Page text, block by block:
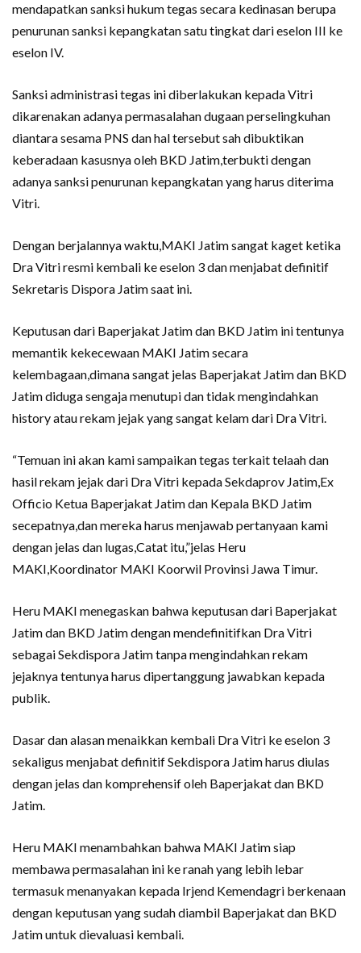
mendapatkan sanksi hukum tegas secara kedinasan berupa
penurunan sanksi kepangkatan satu tingkat dari eselon III ke
eselon IV.
Sanksi administrasi tegas ini diberlakukan kepada Vitri
dikarenakan adanya permasalahan dugaan perselingkuhan
diantara sesama PNS dan hal tersebut sah dibuktikan
keberadaan kasusnya oleh BKD Jatim,terbukti dengan
adanya sanksi penurunan kepangkatan yang harus diterima
Vitri.
Dengan berjalannya waktu,MAKI Jatim sangat kaget ketika
Dra Vitri resmi kembali ke eselon 3 dan menjabat definitif
Sekretaris Dispora Jatim saat ini.
Keputusan dari Baperjakat Jatim dan BKD Jatim ini tentunya
memantik kekecewaan MAKI Jatim secara
kelembagaan,dimana sangat jelas Baperjakat Jatim dan BKD
Jatim diduga sengaja menutupi dan tidak mengindahkan
history atau rekam jejak yang sangat kelam dari Dra Vitri.
“Temuan ini akan kami sampaikan tegas terkait telaah dan
hasil rekam jejak dari Dra Vitri kepada Sekdaprov Jatim,Ex
Officio Ketua Baperjakat Jatim dan Kepala BKD Jatim
secepatnya,dan mereka harus menjawab pertanyaan kami
dengan jelas dan lugas,Catat itu,”jelas Heru
MAKI,Koordinator MAKI Koorwil Provinsi Jawa Timur.
Heru MAKI menegaskan bahwa keputusan dari Baperjakat
Jatim dan BKD Jatim dengan mendefinitifkan Dra Vitri
sebagai Sekdispora Jatim tanpa mengindahkan rekam
jejaknya tentunya harus dipertanggung jawabkan kepada
publik.
Dasar dan alasan menaikkan kembali Dra Vitri ke eselon 3
sekaligus menjabat definitif Sekdispora Jatim harus diulas
dengan jelas dan komprehensif oleh Baperjakat dan BKD
Jatim.
Heru MAKI menambahkan bahwa MAKI Jatim siap
membawa permasalahan ini ke ranah yang lebih lebar
termasuk menanyakan kepada Irjend Kemendagri berkenaan
dengan keputusan yang sudah diambil Baperjakat dan BKD
Jatim untuk dievaluasi kembali.